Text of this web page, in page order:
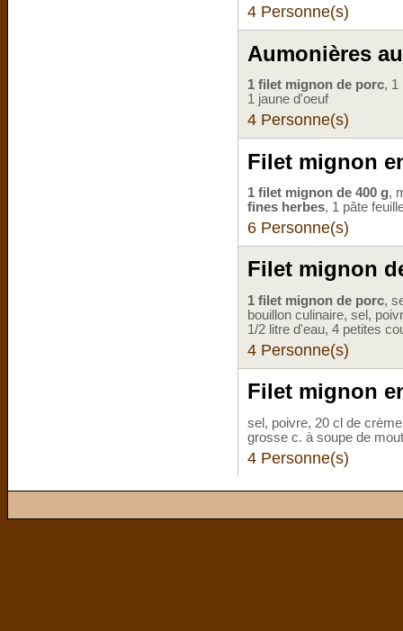
4 Personne(s)
Aumonières
1 filet mignon de porc, 1
1 jaune d'oeuf
4 Personne(s)
Filet mignon
1 filet mignon de 400 g,
fines herbes, 1 pâte
6 Personne(s)
Filet mignon
1 filet mignon de porc,
bouillon culinaire, sel,
1/2 litre d'eau, 4 petites
4 Personne(s)
Filet mignon
sel, poivre, 20 cl de
grosse c. à soupe de
4 Personne(s)